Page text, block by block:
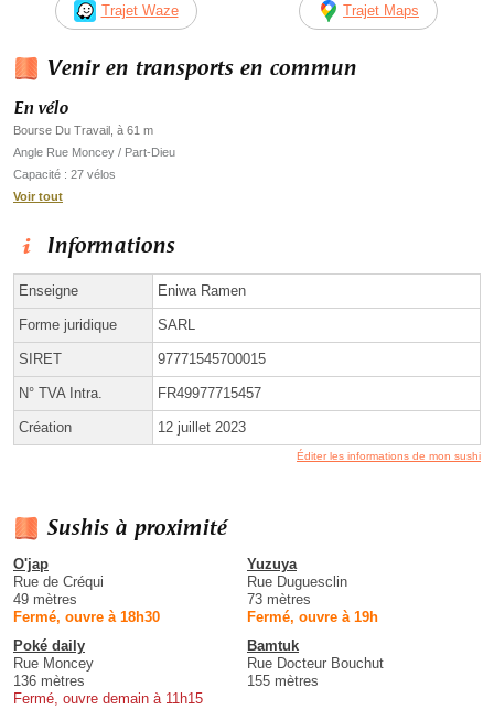
Trajet Waze Trajet Maps
Venir en transports en commun
En vélo
Bourse Du Travail, à 61 m
Angle Rue Moncey / Part-Dieu
Capacité : 27 vélos
Voir tout
Informations
Enseigne Eniwa Ramen
Forme juridique SARL
SIRET 97771545700015
N° TVA Intra. FR49977715457
Création 12 juillet 2023
Éditer les informations de mon sushi
Sushis à proximité
O'jap
Rue de Créqui
49 mètres
Fermé, ouvre à 18h30
Yuzuya
Rue Duguesclin
73 mètres
Fermé, ouvre à 19h
Poké daily
Rue Moncey
136 mètres
Fermé, ouvre demain à 11h15
Bamtuk
Rue Docteur Bouchut
155 mètres